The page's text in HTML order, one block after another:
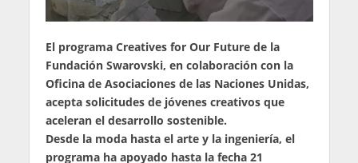
El programa Creatives for Our Future de la
Fundación Swarovski, en colaboración con la
Oficina de Asociaciones de las Naciones Unidas,
acepta solicitudes de jóvenes creativos que
aceleran el desarrollo sostenible.
Desde la moda hasta el arte y la ingeniería, el
programa ha apoyado hasta la fecha 21